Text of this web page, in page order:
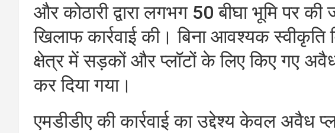
और कोठारी द्वारा लगभग 50 बीघा भूमि पर
खिलाफ कार्रवाई की। बिना आवश्यक
क्षेत्र में सड़कों और प्लॉटों के लिए किए गए अवैध
कर दिया गया।
एमडीडीए की कार्रवाई का उद्देश्य केवल अवैध